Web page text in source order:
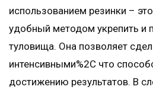
использованием резинки –
удобный методом укрепить и
туловища. Она позволяет
интенсивными%2C что
достижению результатов. В